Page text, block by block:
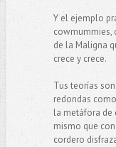
Y el ejemplo
cowmummies,
de la Maligna
crece y crece.
Tus teorías
redondas
la metáfora de
mismo que
cordero